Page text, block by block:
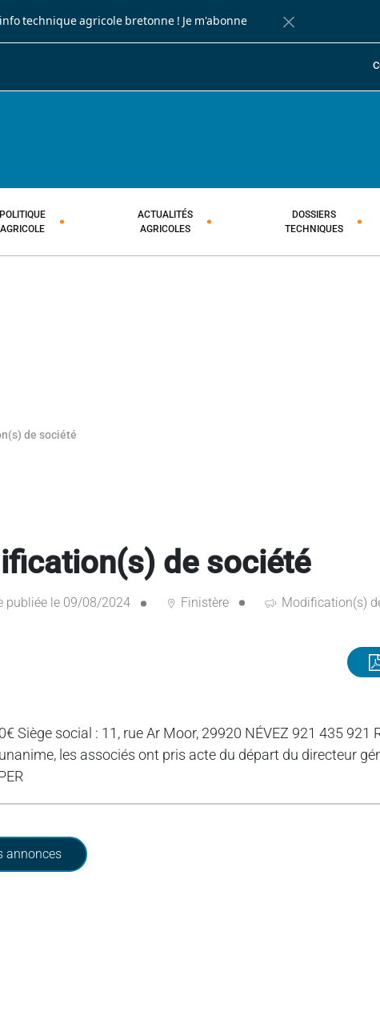
technique agricole bretonne ! Je m'abonne
Fermer la barre
POLITIQUE
AGRICOLE
ACTUALITÉS
AGRICOLES
DOSSIERS
TECHNIQUES
de société
de société
publiée le 09/08/2024 Finistère Modification(s)
Siège social : 11, rue Ar Moor, 29920 NÉVEZ 921 435 921
les associés ont pris acte du départ du directeur
annonces